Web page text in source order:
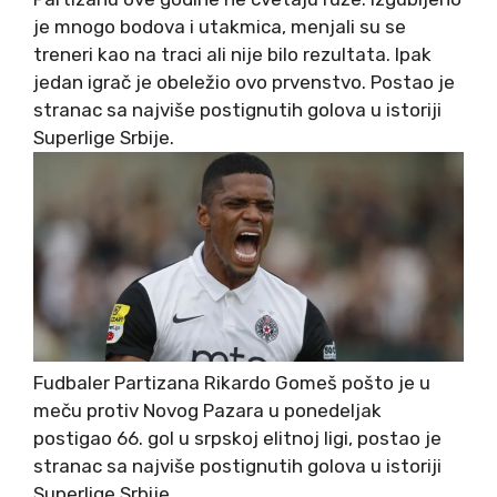
je mnogo bodova i utakmica, menjali su se
treneri kao na traci ali nije bilo rezultata. Ipak
jedan igrač je obeležio ovo prvenstvo. Postao je
stranac sa najviše postignutih golova u istoriji
Superlige Srbije.
Fudbaler Partizana Rikardo Gomeš pošto je u
meču protiv Novog Pazara u ponedeljak
postigao 66. gol u srpskoj elitnoj ligi, postao je
stranac sa najviše postignutih golova u istoriji